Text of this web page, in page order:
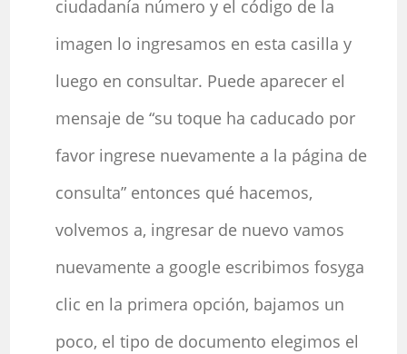
ciudadanía número y el código de la
imagen lo ingresamos en esta casilla y
luego en consultar. Puede aparecer el
mensaje de “su toque ha caducado por
favor ingrese nuevamente a la página de
consulta” entonces qué hacemos,
volvemos a, ingresar de nuevo vamos
nuevamente a google escribimos fosyga
clic en la primera opción, bajamos un
poco, el tipo de documento elegimos el